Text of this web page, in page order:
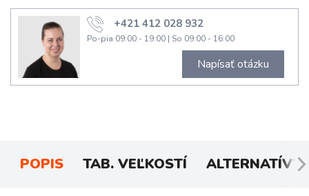
+421 412 028 932
Po-pia 09:00 - 19:00 | So 09:00 - 16:00
Napísať otázku
POPIS TAB. VEĽKOSTÍ ALTERNATÍVY